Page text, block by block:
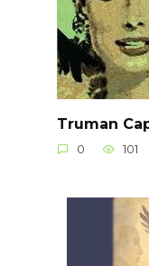
Truman
0 101